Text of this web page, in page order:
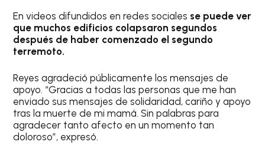
En videos difundidos en redes sociales se puede ver
que muchos edificios colapsaron segundos
después de haber comenzado el segundo
terremoto.
Reyes agradeció públicamente los mensajes de
apoyo. “Gracias a todas las personas que me han
enviado sus mensajes de solidaridad, cariño y apoyo
tras la muerte de mi mamá. Sin palabras para
agradecer tanto afecto en un momento tan
doloroso”, expresó.